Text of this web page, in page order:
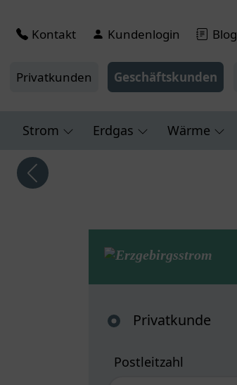
Kontakt Kundenlogin Blog
Privatkunden Geschäftskunden
Strom Erdgas Wärme
Privatkunde
Postleitzahl